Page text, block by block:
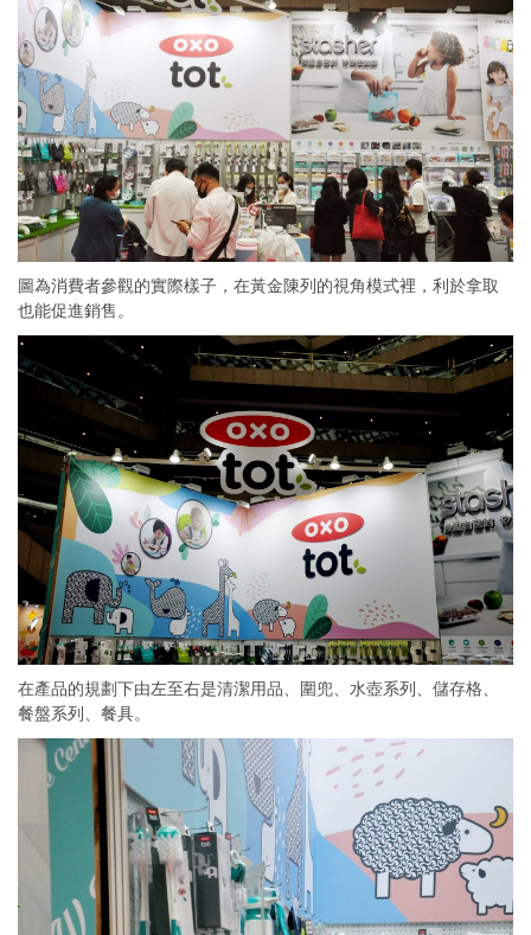
圖為消費者參觀的實際樣子，在黃金陳列的視角模式裡，利於拿取
也能促進銷售。
在產品的規劃下由左至右是清潔用品、圍兜、水壺系列、儲存格、
餐盤系列、餐具。